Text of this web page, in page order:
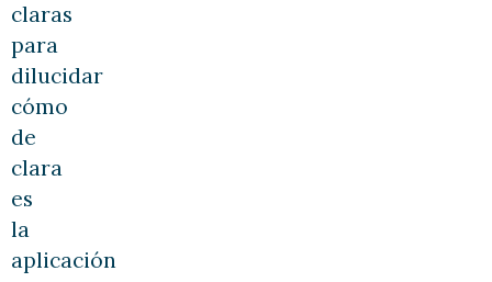
claras
para
dilucidar
cómo
de
clara
es
la
aplicación